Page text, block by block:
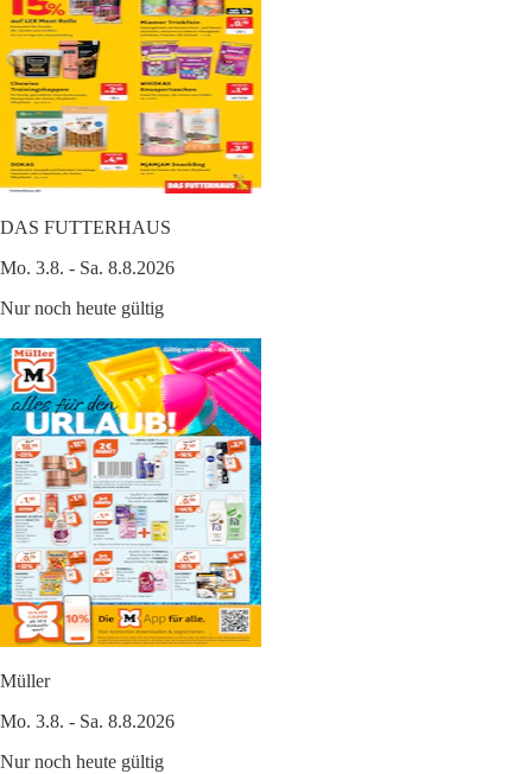
DAS FUTTERHAUS
Mo. 3.8. - Sa. 8.8.2026
Nur noch heute gültig
Müller
Mo. 3.8. - Sa. 8.8.2026
Nur noch heute gültig